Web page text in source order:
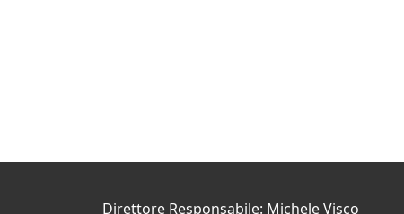
Direttore Responsabile: Michele Visco